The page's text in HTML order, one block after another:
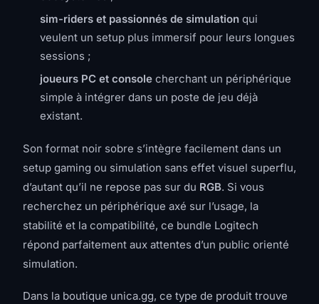
sim-riders et passionnés de simulation qui
veulent un setup plus immersif pour leurs longues
sessions ;
joueurs PC et console cherchant un périphérique
simple à intégrer dans un poste de jeu déjà
existant.
Son format noir sobre s’intègre facilement dans un
setup gaming ou simulation sans effet visuel superflu,
d’autant qu’il ne repose pas sur du RGB. Si vous
recherchez un périphérique axé sur l’usage, la
stabilité et la compatibilité, ce bundle Logitech
répond parfaitement aux attentes d’un public orienté
simulation.
Dans la boutique unica.gg, ce type de produit trouve